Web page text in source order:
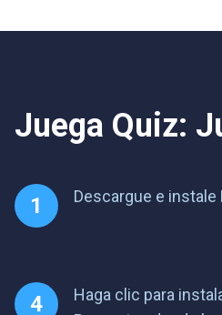
Juega Quiz:
Descargue e instale
Haga clic para